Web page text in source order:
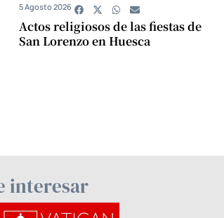
Actos religiosos de las fiestas de
San Lorenzo en Huesca
5 Agosto 2026
interesar